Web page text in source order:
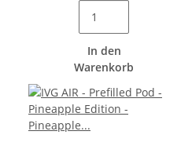
In den
Warenkorb